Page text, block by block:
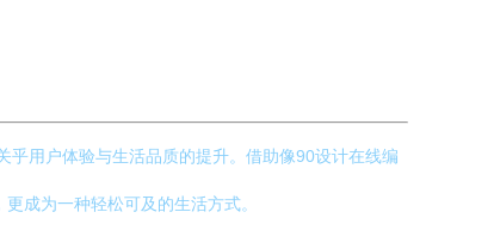
用户体验与生活品质的提升。借助像90设计在线编
成为一种轻松可及的生活方式。